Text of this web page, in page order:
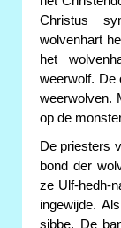
Christus
wolvenhart
het
weerwolf. De
weerwolven.
op de
De priesters
bond der
ze Ulf-hedh-
ingewijde.
sibbe. De